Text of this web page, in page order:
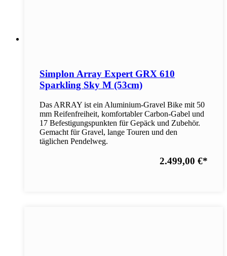
Simplon Array Expert GRX 610
Sparkling Sky M (53cm)
Das ARRAY ist ein Aluminium-Gravel Bike mit 50
mm Reifenfreiheit, komfortabler Carbon-Gabel und
17 Befestigungspunkten für Gepäck und Zubehör.
Gemacht für Gravel, lange Touren und den
täglichen Pendelweg.
2.499,00 €*